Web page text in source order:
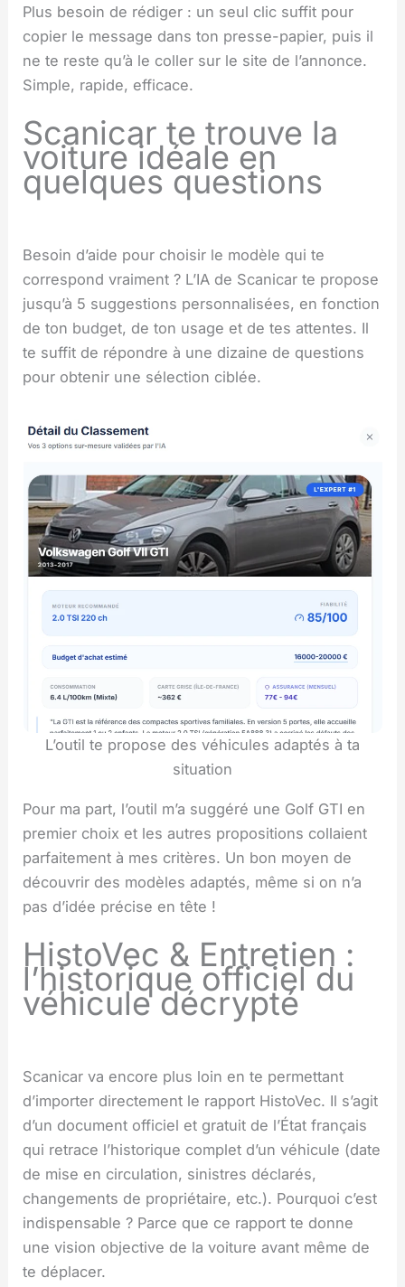
Plus besoin de rédiger : un seul clic suffit pour
copier le message dans ton presse-papier, puis il
ne te reste qu’à le coller sur le site de l’annonce.
Simple, rapide, efficace.
Scanicar te trouve la
voiture idéale en
quelques questions
Besoin d’aide pour choisir le modèle qui te
correspond vraiment ? L’IA de Scanicar te propose
jusqu’à 5 suggestions personnalisées, en fonction
de ton budget, de ton usage et de tes attentes. Il
te suffit de répondre à une dizaine de questions
pour obtenir une sélection ciblée.
L’outil te propose des véhicules adaptés à ta
situation
Pour ma part, l’outil m’a suggéré une Golf GTI en
premier choix et les autres propositions collaient
parfaitement à mes critères. Un bon moyen de
découvrir des modèles adaptés, même si on n’a
pas d’idée précise en tête !
HistoVec & Entretien :
l’historique officiel du
véhicule décrypté
Scanicar va encore plus loin en te permettant
d’importer directement le rapport HistoVec. Il s’agit
d’un document officiel et gratuit de l’État français
qui retrace l’historique complet d’un véhicule (date
de mise en circulation, sinistres déclarés,
changements de propriétaire, etc.). Pourquoi c’est
indispensable ? Parce que ce rapport te donne
une vision objective de la voiture avant même de
te déplacer.